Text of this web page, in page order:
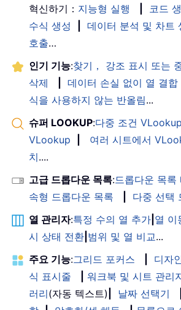
혁신하기： 지능형 실행 코드
수식 생성
데이터 분석 및 차트
호출…
인기 기능:찾기， 강조 표시 또는
삭제
데이터 손실 없이 열 결합
식을 사용하지 않는 반올림...
슈퍼 LOOKUP:다중 조건 VLookup
VLookup
여러 시트에서
치....
고급 드롭다운 목록:드롭다운 목록
속형 드롭다운 목록
다중 선택
열 관리자:특정 수의 열 추가 열 이
시 상태 전환 범위 및 열 비교...
주요 기능:그리드 포커스 디자
식 표시줄
워크북 및 시트 관리
러리(자동 텍스트) 날짜 선택기